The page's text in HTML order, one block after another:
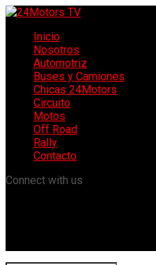
Inicio
Nosotros
Automotriz
Buses y Camiones
Chicas 24Motors
Circuito
Motos
Off Road
Rally
Contacto
Connect with us